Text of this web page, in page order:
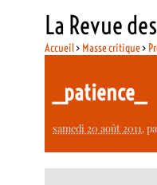
La Revue
Accueil> Masse critique>
_patience_
samedi 20 août 2011,